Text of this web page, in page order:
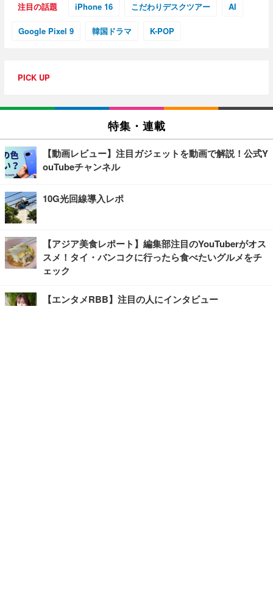
注目の話題 iPhone 16 こだわりデスクツアー AI
Google Pixel 9 韓国ドラマ K-POP
PICK UP
特集・連載
【動画レビュー】注目ガジェットを動画で解説！公式Y
ouTubeチャンネル
10G光回線導入レポ
【アジア美食レポート】編集部注目のYouTuberがオス
スメ！タイ・バンコクに行ったら食べたいグルメをチ
ェック
【エンタメRBB】注目の人にインタビュー